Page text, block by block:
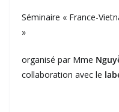
Séminaire « France-
»
organisé par Mme
collaboration avec le